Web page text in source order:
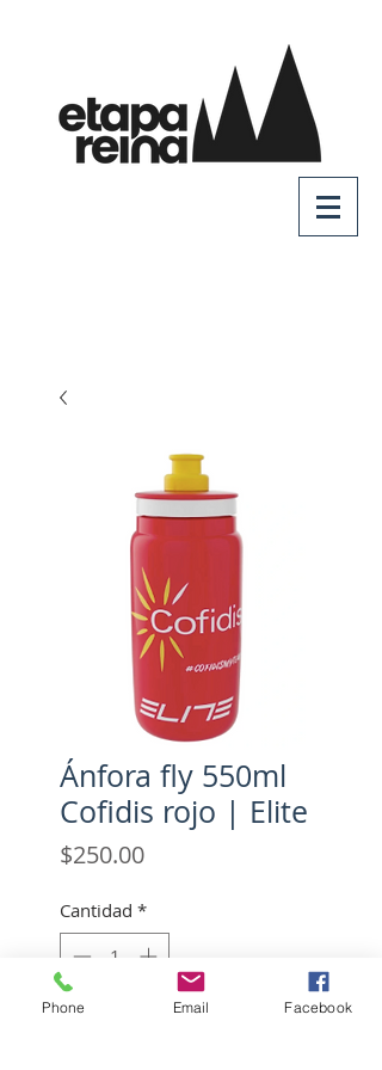
Ánfora fly 550ml
Cofidis rojo | Elite
$250.00Precio
Cantidad *
Phone Email Facebook